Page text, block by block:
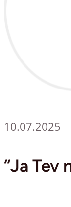
10.07.2025
“Ja Tev